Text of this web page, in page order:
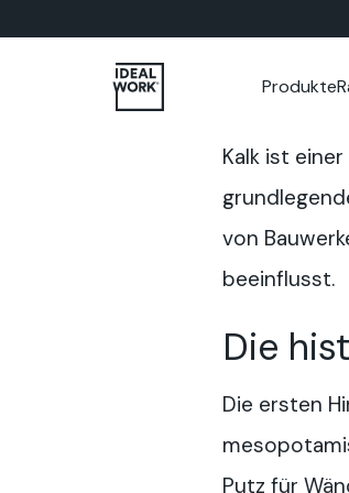
Produkte
ALLE PRODUKTE
Bodenlösungen
Wandlösungen
Badezimmer
Wohnbereich
Unternehmen
Kurse & Fortbildungen
Kalk ist
von
beeinflusst.
Die
Die ersten
Putz für